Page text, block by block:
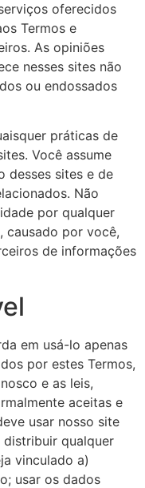
oferecidos
Termos e
As opiniões
nesses sites não
ou endossados
práticas de
Você assume
desses sites e de
Não
por qualquer
causado por você,
de informações
em usá-lo apenas
por estes Termos,
e as leis,
aceitas e
usar nosso site
distribuir qualquer
vinculado a)
usar os dados